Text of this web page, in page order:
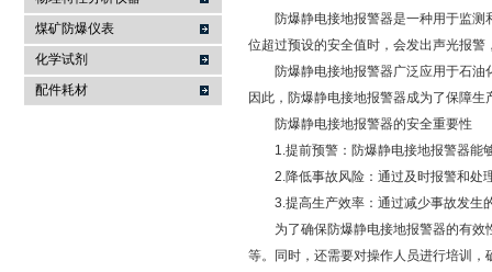
煤矿防爆仪表
化学试剂
配件耗材
防爆静电接地报警器是一种用于监测
位超过预设的安全值时，会发出声光报
防爆静电接地报警器广泛应用于石油
因此，防爆静电接地报警器成为了保障生
防爆静电接地报警器的安全重要性
1.提前预警：防爆静电接地报警器能够
2.降低事故风险：通过及时报警和处理
3.提高生产效率：通过减少事故发生
为了确保防爆静电接地报警器的有效
等。同时，还需要对操作人员进行培训